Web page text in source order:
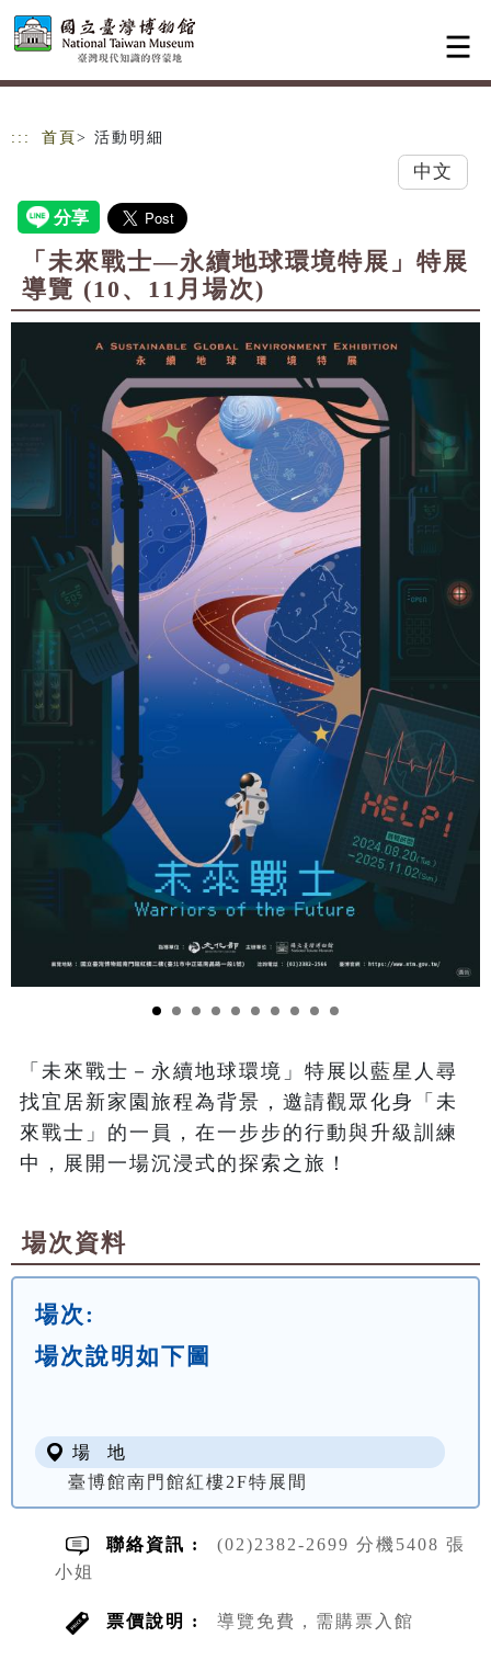
跳到主要內容
網站導覽
::: 首頁 > 活動明細
中文
「未來戰士—永續地球環境特展」特展
導覽 (10、11月場次)
「未來戰士－永續地球環境」特展以藍星人尋
找宜居新家園旅程為背景，邀請觀眾化身「未
來戰士」的一員，在一步步的行動與升級訓練
中，展開一場沉浸式的探索之旅！
場次資料
場次:
場次說明如下圖
場 地
臺博館南門館紅樓2F特展間
聯絡資訊 :
(02)2382-2699 分機5408 張
小姐
票價說明 : 導覽免費，需購票入館